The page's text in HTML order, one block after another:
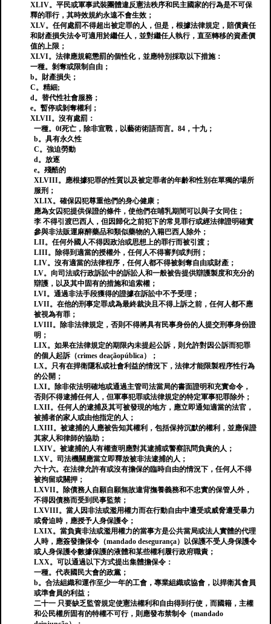
XLIV。平民或軍事武裝團體違反憲法秩序和民主國家的行為是不可保
釋的罪行，其時效規約永遠不會生效；
XLV。任何處罰不得超出被定罪的人，但是，根據法律規定，賠償責任
和財產損失法令可適用於繼任人，並對繼任人執行，直至轉移的資產價
值的上限；
XLVI。法律應規範懲罰的個性化，並應特別採取以下措施：
一種。剝奪或限制自由；
b。財產損失；
C。精細;
d。替代性社會服務；
e。暫停或剝奪權利；
XLVII。沒有處罰：
一種。0f死亡，除非宣戰，以藝術術語而言。84，十九；
b。具有永久性
C。強迫勞動
d。放逐
e。殘酷的
XLVIII。應根據犯罪的性質以及被定罪者的年齡和性別在單獨的場所
服刑；
XLIX。確保囚犯尊重他們的身心健康；
應為女囚犯提供保證的條件，使他們在哺乳期間可以與子女同住；
李 不得引渡巴西人，但因歸化之前犯下的常見罪行或經法律證明確實
參與非法販運麻醉藥品和類似藥物的入籍巴西人除外；
LII。任何外國人不得因政治或思想上的罪行而被引渡；
LIII。除得到適當的授權外，任何人不得審判或判刑；
LIV。沒有適當的法律程序，任何人都不得被剝奪自由或財產；
LV。向司法或行政訴訟中的訴訟人和一般被告提供辯護製度和充分的
辯護，以及其中固有的措施和追索權；
LVI。通過非法手段獲得的證據在訴訟中不予受理；
LVII。在他的刑事定罪成為最終裁決且不得上訴之前，任何人都不應
被視為有罪；
LVIII。除非法律規定，否則不得將具有民事身份的人提交刑事身份證
明；
LIX。如果在法律規定的期限內未提起公訴，則允許對因公訴而犯罪
的個人起訴（crimes deaçãopública）；
LX。只有在捍衛隱私或社會利益的情況下，法律才能限製程序性行為
的公開；
LXI。除非依法明確地或通過主管司法當局的書面證明和充實命令，
否則不得逮捕任何人，但軍事犯罪或法律規定的特定軍事犯罪除外；
LXII。任何人的逮捕及其可被發現的地方，應立即通知適當的法官，
被捕者的家人或由他指定的人；
LXIII。被逮捕的人應被告知其權利，包括保持沉默的權利，並應保證
其家人和律師的協助；
LXIV。被逮捕的人有權查明應對其逮捕或警察訊問負責的人；
LXV。司法機關應當立即釋放被非法逮捕的人；
六十六。在法律允許有或沒有擔保的臨時自由的情況下，任何人不得
被拘留或關押；
LXVII。除債務人自願自願無故違背撫養義務和不忠實的保管人外，
不得因債務而受到民事監禁；
LXVIII。當人因非法或濫用權力而在行動自由中遭受或威脅遭受暴力
或脅迫時，應授予人身保護令；
LXIX。當負責非法或濫用權力的當事方是公共當局或法人實體的代理
人時，應簽發擔保令（mandado desegurança）以保護不受人身保護令
或人身保護令數據保護的液體和某些權利履行政府職責；
LXX。可以通過以下方式提出集體擔保令：
一種。代表國民大會的政黨；
b。合法組織和運作至少一年的工會，專業組織或協會，以捍衛其會員
或準會員的利益；
二十一 只要缺乏監管規定使憲法權利和自由得到行使，而國籍，主權
和公民權所固有的特權不可行，則應發布禁制令（mandado